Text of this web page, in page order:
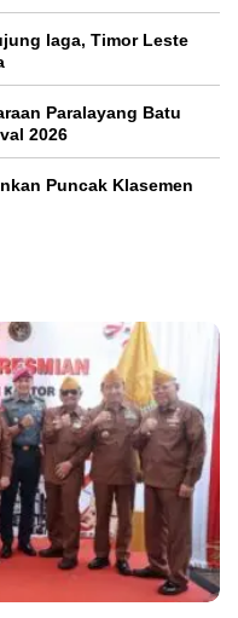
laga, Timor Leste
Paralayang Batu
2026
Puncak Klasemen